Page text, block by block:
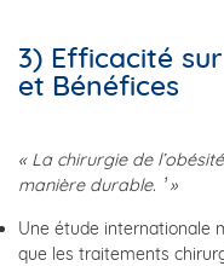
3) Efficacité
et Bénéfices
« La chirurgie de
manière durable. ¹ »
Une étude internationale
que les traitements